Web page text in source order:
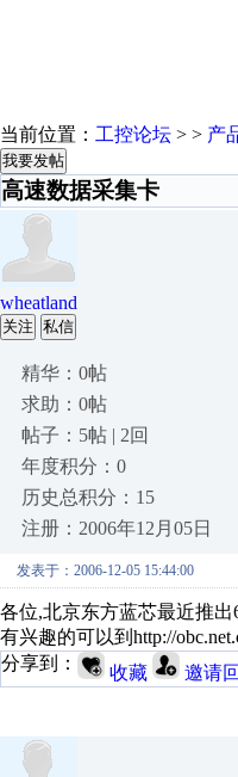
当前位置： 工控论坛 > > 产
我要发帖
高速数据采集卡
wheatland
关注 私信
精华：0帖
求助：0帖
帖子：5帖 | 2回
年度积分：0
历史总积分：15
注册：2006年12月05日
发表于：2006-12-05 15:44:00
各位,北京东方蓝芯最近推出
有兴趣的可以到http://
分享到：
收藏 邀请